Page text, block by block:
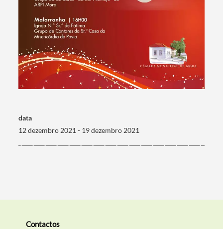
Termo de Pesquisa
Categorias gerais
Filtros
data
12 dezembro 2021 - 19 dezembro 2021
Contactos